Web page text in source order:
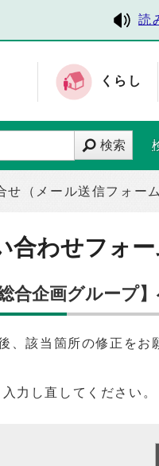
読
くらし
検索
せ（メール送信フォー
合わせフォー
合企画グループ
、該当箇所の修正をお
力し直してください。